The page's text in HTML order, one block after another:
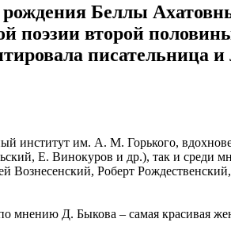
рождения Беллы
поэзии второй
писательница
институт им. А. М. Горького,
Е. Винокуров и др.), так и среди
Вознесенский, Роберт
мнению Д. Быкова – самая красивая